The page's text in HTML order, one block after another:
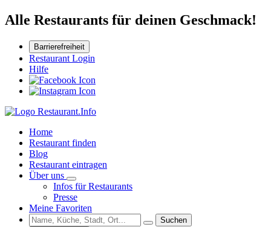
Alle Restaurants für deinen Geschmack!
Barrierefreiheit
Restaurant Login
Hilfe
Home
Restaurant finden
Blog
Restaurant eintragen
Über uns
Infos für Restaurants
Presse
Meine Favoriten
Suchen